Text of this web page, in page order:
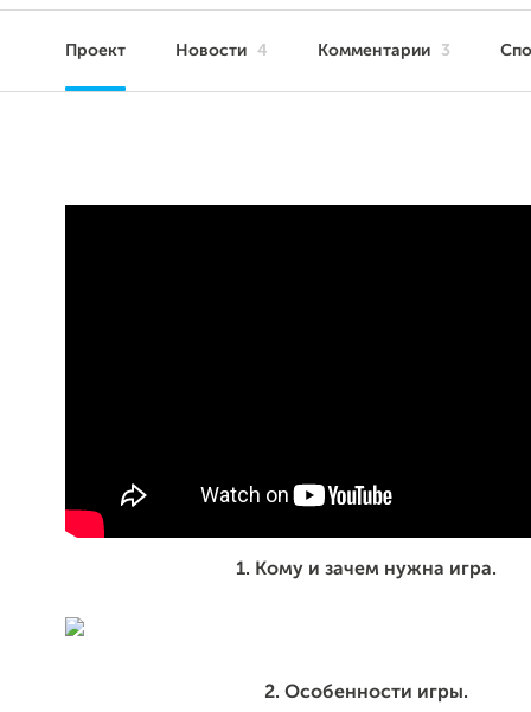
Проект Новости 4 Комментарии 3
1. Кому и зачем нужна игра.
2. Особенности игры.